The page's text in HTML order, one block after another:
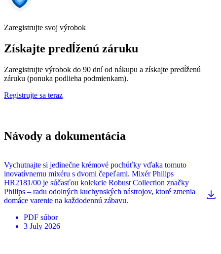
Zaregistrujte svoj výrobok
Získajte predĺženú záruku
Zaregistrujte výrobok do 90 dní od nákupu a získajte predĺženú
záruku (ponuka podlieha podmienkam).
Registrujte sa teraz
Návody a dokumentácia
Vychutnajte si jedinečne krémové pochúťky vďaka tomuto
inovatívnemu mixéru s dvomi čepeľami. Mixér Philips
HR2181/00 je súčasťou kolekcie Robust Collection značky
Philips – radu odolných kuchynských nástrojov, ktoré zmenia
domáce varenie na každodennú zábavu.
PDF súbor
3 July 2026